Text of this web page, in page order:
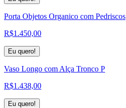
Porta Objetos Organico com Pedriscos
R$1.450,00
Eu quero!
Vaso Longo com Alça Tronco P
R$1.438,00
Eu quero!